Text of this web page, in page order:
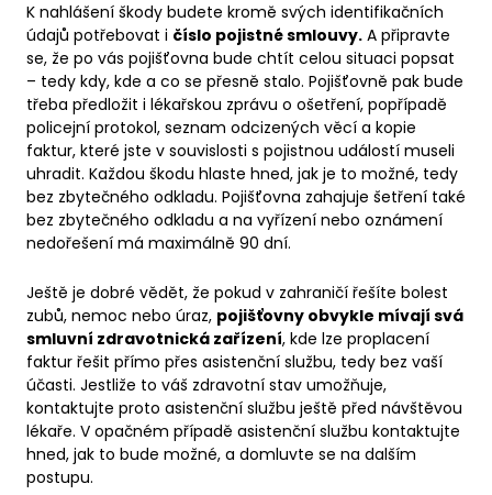
K nahlášení škody budete kromě svých identifikačních
údajů potřebovat i číslo pojistné smlouvy. A připravte
se, že po vás pojišťovna bude chtít celou situaci popsat
– tedy kdy, kde a co se přesně stalo. Pojišťovně pak bude
třeba předložit i lékařskou zprávu o ošetření, popřípadě
policejní protokol, seznam odcizených věcí a kopie
faktur, které jste v souvislosti s pojistnou událostí museli
uhradit. Každou škodu hlaste hned, jak je to možné, tedy
bez zbytečného odkladu. Pojišťovna zahajuje šetření také
bez zbytečného odkladu a na vyřízení nebo oznámení
nedořešení má maximálně 90 dní.
Ještě je dobré vědět, že pokud v zahraničí řešíte bolest
zubů, nemoc nebo úraz, pojišťovny obvykle mívají svá
smluvní zdravotnická zařízení, kde lze proplacení
faktur řešit přímo přes asistenční službu, tedy bez vaší
účasti. Jestliže to váš zdravotní stav umožňuje,
kontaktujte proto asistenční službu ještě před návštěvou
lékaře. V opačném případě asistenční službu kontaktujte
hned, jak to bude možné, a domluvte se na dalším
postupu.